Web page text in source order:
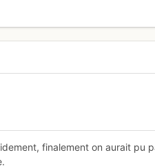
finalement on aurait pu